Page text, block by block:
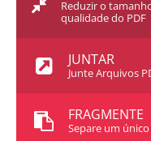
Reduzir o
qualidade do PDF
JUNTAR
Junte Arquivos
FRAGMENTE
Separe um